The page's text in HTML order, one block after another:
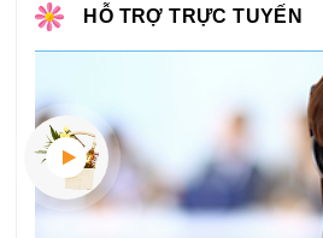
HỖ TRỢ TRỰC TUYẾN